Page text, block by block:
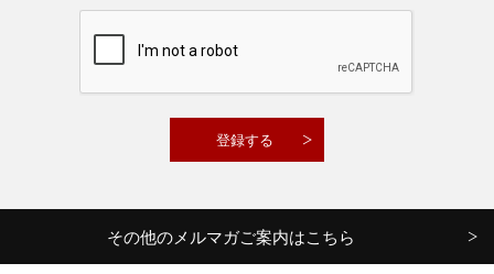
その他のメルマガご案内はこちら